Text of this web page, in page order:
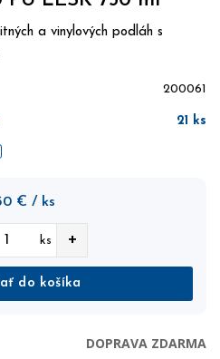
a vinylových podláh s
200061
21 ks
€ / ks
ks +
do košíka
DOPRAVA ZDARMA